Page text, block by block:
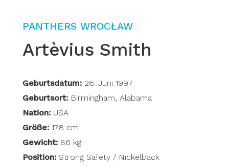
PANTHERS WROCŁAW
Artèvius Smith
Geburtsdatum:26. Juni 1997
Geburtsort:Birmingham, Alabama
Nation:USA
Größe:178 cm
Gewicht:86 kg
Position:Strong Safety / Nickelback